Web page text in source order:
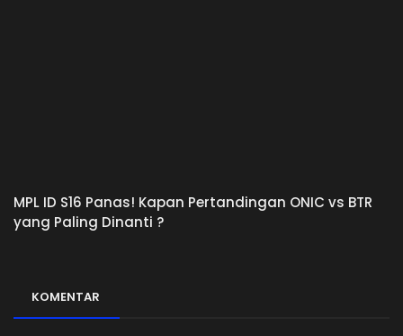
MPL ID S16 Panas! Kapan Pertandingan ONIC vs BTR
yang Paling Dinanti ?
KOMENTAR